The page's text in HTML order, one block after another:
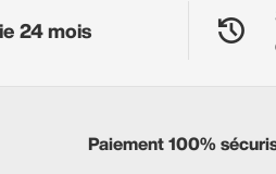
24 mois
Paiement 100%